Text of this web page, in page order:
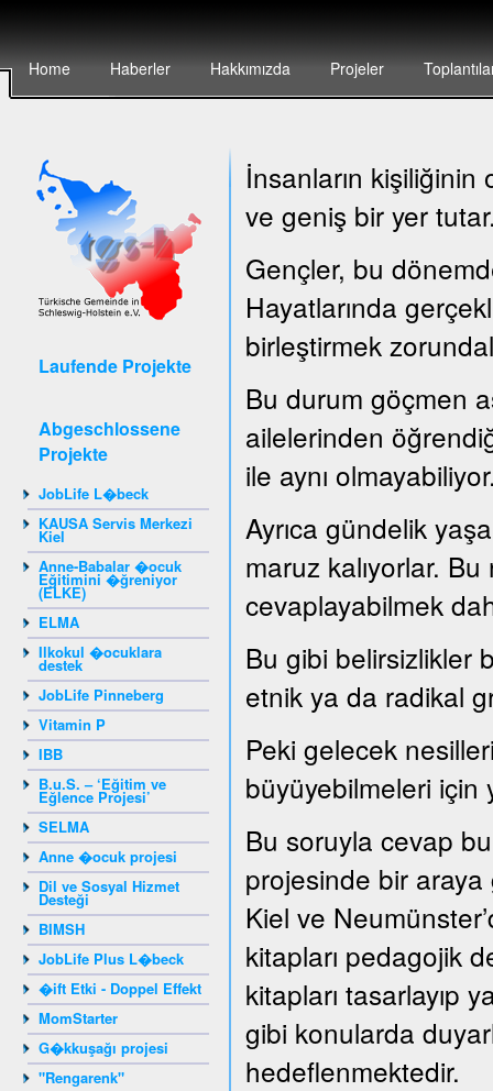
Home Haberler Hakkımızda Projeler
Laufende Projekte
Abgeschlossene
Projekte
JobLife L�beck
KAUSA Servis Merkezi
Kiel
Anne-Babalar �ocuk
Eğitimini �ğreniyor
(ELKE)
ELMA
Ilkokul �ocuklara
destek
JobLife Pinneberg
Vitamin P
IBB
B.u.S. – ‘Eğitim ve
Eğlence Projesi’
SELMA
Anne �ocuk projesi
Dil ve Sosyal Hizmet
Desteği
BIMSH
JobLife Plus L�beck
�ift Etki - Doppel Effekt
MomStarter
G�kkuşağı projesi
"Rengarenk"
İnsanların
ve geniş bir yer
Gençler, bu
Hayatlarında
birleştirmek
Bu durum göçmen
ailelerinden
ile aynı
Ayrıca gündelik
maruz kalıyorlar.
cevaplayabilmek
Bu gibi belirsizlikler
etnik ya da radikal
Peki gelecek
büyüyebilmeleri için
Bu soruyla cevap
projesinde bir araya
Kiel ve
kitapları pedagojik
kitapları tasarlayıp
gibi konularda
hedeflenmektedir.